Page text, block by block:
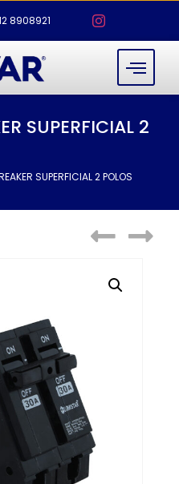
8908921
SUPERFICIAL 2
SUPERFICIAL 2 POLOS